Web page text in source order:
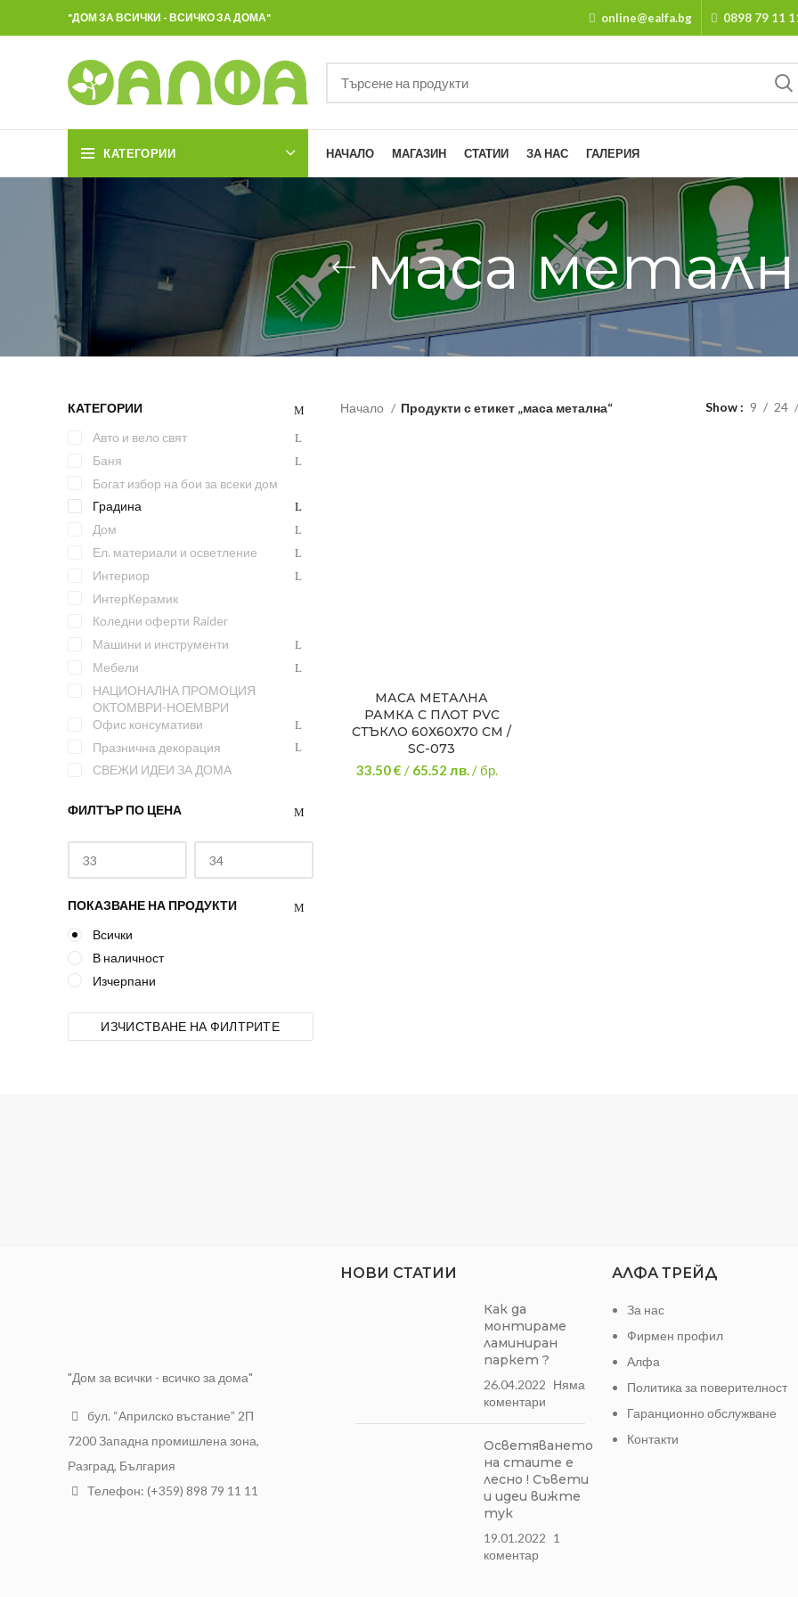
"ДОМ ЗА ВСИЧКИ - ВСИЧКО ЗА ДОМА" online@ealfa.bg 0898 79 11
КАТЕГОРИИ НАЧАЛО МАГАЗИН СТАТИИ ЗА НАС ГАЛЕРИЯ
маса
КАТЕГОРИИ
Авто и вело свят
Баня
Богат избор на бои за всеки дом
Градина
Дом
Ел. материали и осветление
Интериор
ИнтерКерамик
Коледни оферти Raider
Машини и инструменти
Мебели
НАЦИОНАЛНА ПРОМОЦИЯ
ОКТОМВРИ-НОЕМВРИ
Офис консумативи
Празнична декорация
СВЕЖИ ИДЕИ ЗА ДОМА
Специални оферти
Строителство
Фюзинг
ФИЛТЪР ПО ЦЕНА
ПОКАЗВАНЕ НА ПРОДУКТИ
Всички
В наличност
Изчерпани
ИЗЧИСТВАНЕ НА ФИЛТРИТЕ
Начало Продукти с етикет „маса метална“ Show 9 24
МАСА МЕТАЛНА
РАМКА С ПЛОТ PVC
СТЪКЛО 60Х60Х70 СМ /
SC-073
33.50 € / 65.52лв./ бр.
"Дом за всички - всичко за дома"
бул. “Априлско въстание” 2П
7200 Западна промишлена зона,
Разград, България
Телефон: (+359) 898 79 11 11
НОВИ СТАТИИ
Как да
монтираме
ламиниран
паркет ?
26.04.2022 Няма
коментари
Осветяването
на стаите е
лесно ! Съвети
и идеи вижте
тук
19.01.2022 1
коментар
АЛФА ТРЕЙД
За нас
Фирмен профил
Алфа
Политика за поверителност
Гаранционно обслужване
Контакти